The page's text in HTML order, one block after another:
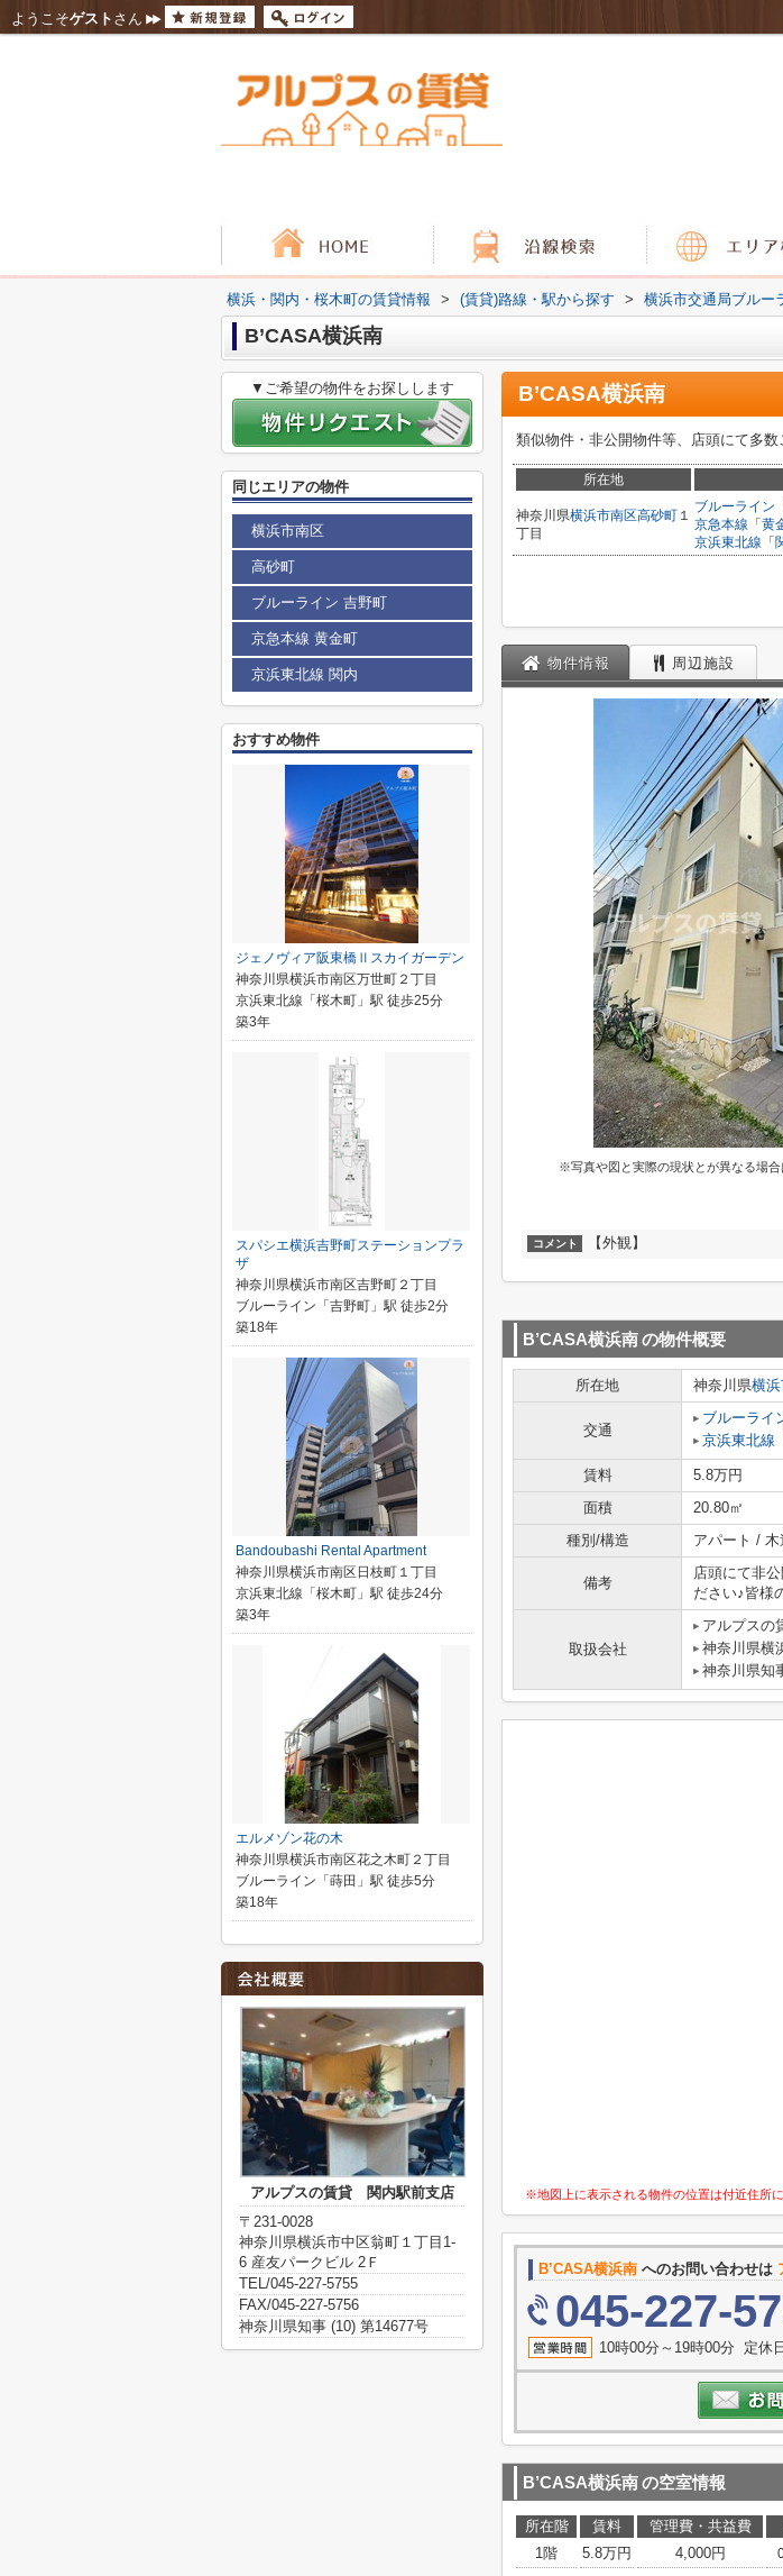
ようこそゲスト さん
横浜・関内・桜木町の賃貸情報 > (賃貸)路線・駅から探す > 横浜市交通局ブルー
B’CASA横浜南
B’CASA横浜南
類似物件・非公開物件等、店頭にて多
所在地
神奈川県横浜市南区高砂町 １
丁目
ブルーライン
京急本線 「 黄
京浜東北線 「
物件情報 周辺施設
※写真や図と実際の現状とが異なる場
コメント 【外観】
B’CASA横浜南の物件概要
所在地 神奈川県横
交通
ブルーライ
京浜東北線
賃料 5.8万円
面積
20.80㎡
種別/構造
アパート / 木
備考
店頭にて非
ださい♪皆様
取扱会社
アルプス
神奈川県横
神奈川県知
※地図上に表示される物件の位置は付近住所
B’CASA横浜南 へのお問い合わせは
045-227-
10時00分～19時00分 定休
B’CASA横浜南の空室情報
所在階 賃料 管理費・共益費
1階
5.8万円 4,000円
▼ご希望の物件をお探しします
同じエリアの物件
横浜市南区
高砂町
ブルーライン 吉野町
京急本線 黄金町
京浜東北線 関内
おすすめ物件
ジェノヴィア阪東橋Ⅱスカイガーデン
神奈川県横浜市南区万世町２丁目
京浜東北線「桜木町」駅 徒歩25分
築3年
スパシエ横浜吉野町ステーションプラ
ザ
神奈川県横浜市南区吉野町２丁目
ブルーライン「吉野町」駅 徒歩2分
築18年
Bandoubashi Rental Apartment
神奈川県横浜市南区日枝町１丁目
京浜東北線「桜木町」駅 徒歩24分
築3年
エルメゾン花の木
神奈川県横浜市南区花之木町２丁目
ブルーライン「蒔田」駅 徒歩5分
築18年
アルプスの賃貸 関内駅前支店
〒231-0028
神奈川県横浜市中区翁町１丁目1-
6 産友パークビル 2Ｆ
TEL/045-227-5755
FAX/045-227-5756
神奈川県知事 (10) 第14677号